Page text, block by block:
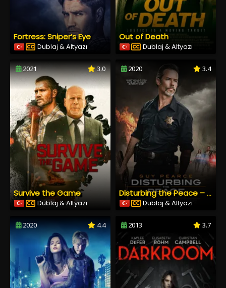
Fortress: Sniper’s Eye
Dublaj & Altyazı
Out of Death
Dublaj & Altyazı
2021 3.0
Survive the Game
Dublaj & Altyazı
2020 3.4
Disturbing the Peace – Huzur Bozanlar
Dublaj & Altyazı
2020 4.4 2013 3.7